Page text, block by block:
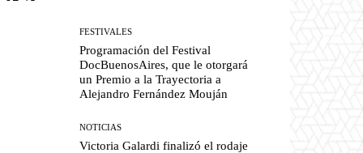
FESTIVALES
Programación del Festival
DocBuenosAires, que le otorgará
un Premio a la Trayectoria a
Alejandro Fernández Mouján
NOTICIAS
Victoria Galardi finalizó el rodaje